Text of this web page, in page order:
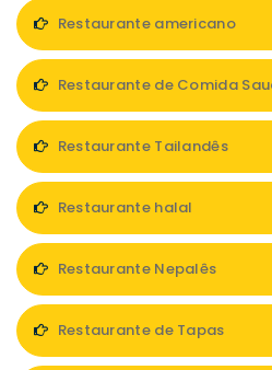
Restaurante americano
Restaurante de Comida
Restaurante Tailandês
Restaurante halal
Restaurante Nepalês
Restaurante de Tapas